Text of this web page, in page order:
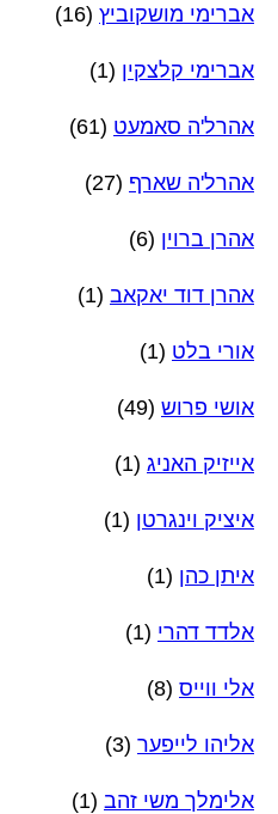
אברימי מושקוביץ (16)
אברימי קלצקין (1)
אהרל'ה סאמעט (61)
אהרל'ה שארף (27)
אהרן ברוין (6)
אהרן דוד יאקאב (1)
אורי בלט (1)
אושי פרוש (49)
אייזיק האניג (1)
איציק וינגרטן (1)
איתן כהן (1)
אלדד דהרי (1)
אלי ווייס (8)
אליהו לייפער (3)
אלימלך משי זהב (1)